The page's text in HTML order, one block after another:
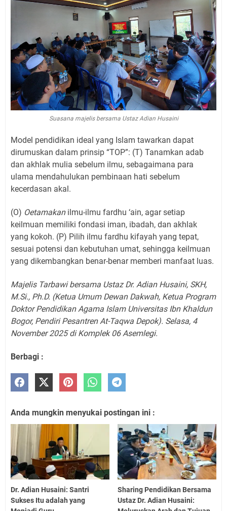
Suasana majelis bersama Ustaz Adian Husaini
Model pendidikan ideal yang Islam tawarkan dapat
dirumuskan dalam prinsip “TOP”: (T) Tanamkan adab
dan akhlak mulia sebelum ilmu, sebagaimana para
ulama mendahulukan pembinaan hati sebelum
kecerdasan akal.
(O) Oetamakanilmu-ilmu fardhu ‘ain, agar setiap
keilmuan memiliki fondasi iman, ibadah, dan akhlak
yang kokoh. (P) Pilih ilmu fardhu kifayah yang tepat,
sesuai potensi dan kebutuhan umat, sehingga keilmuan
yang dikembangkan benar-benar memberi manfaat luas.
Majelis Tarbawi bersama Ustaz Dr. Adian Husaini, SKH,
M.Si., Ph.D. (Ketua Umum Dewan Dakwah, Ketua Program
Doktor Pendidikan Agama Islam Universitas Ibn Khaldun
Bogor, Pendiri Pesantren At-Taqwa Depok). Selasa, 4
November 2025 di Komplek 06 Asemlegi.
Berbagi :
Anda mungkin menyukai postingan ini :
Dr. Adian Husaini: Santri
Sukses Itu adalah yang
Sharing Pendidikan Bersama
Ustaz Dr. Adian Husaini: